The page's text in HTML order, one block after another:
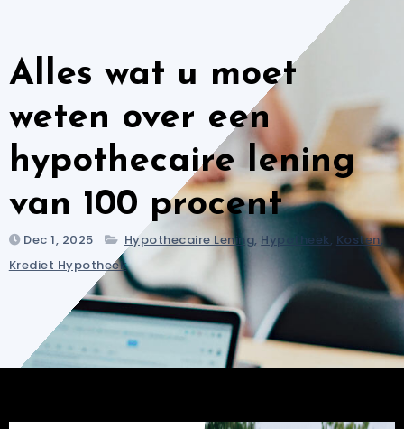
Alles wat u moet
weten over een
hypothecaire lening
van 100 procent
Dec 1, 2025 Hypothecaire Lening, Hypotheek, Kosten,
Krediet Hypotheek